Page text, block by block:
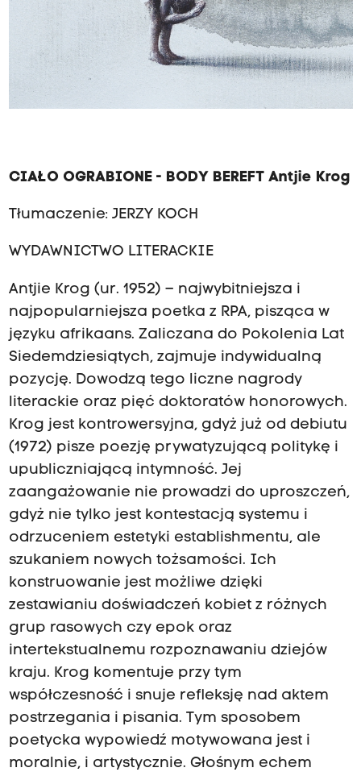
CIAŁO OGRABIONE - BODY BEREFT Antjie Krog
Tłumaczenie: JERZY KOCH
WYDAWNICTWO LITERACKIE
Antjie Krog (ur. 1952) – najwybitniejsza i
najpopularniejsza poetka z RPA, pisząca w
języku afrikaans. Zaliczana do Pokolenia Lat
Siedemdziesiątych, zajmuje indywidualną
pozycję. Dowodzą tego liczne nagrody
literackie oraz pięć doktoratów honorowych.
Krog jest kontrowersyjna, gdyż już od debiutu
(1972) pisze poezję prywatyzującą politykę i
upubliczniającą intymność. Jej
zaangażowanie nie prowadzi do uproszczeń,
gdyż nie tylko jest kontestacją systemu i
odrzuceniem estetyki establishmentu, ale
szukaniem nowych tożsamości. Ich
konstruowanie jest możliwe dzięki
zestawianiu doświadczeń kobiet z różnych
grup rasowych czy epok oraz
intertekstualnemu rozpoznawaniu dziejów
kraju. Krog komentuje przy tym
współczesność i snuje refleksję nad aktem
postrzegania i pisania. Tym sposobem
poetycka wypowiedź motywowana jest i
moralnie, i artystycznie. Głośnym echem